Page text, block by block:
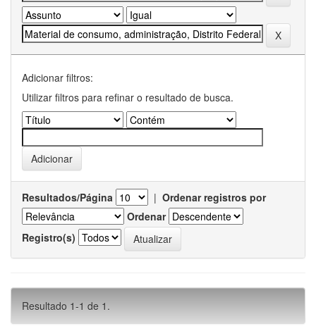
Adicionar filtros:
Utilizar filtros para refinar o resultado de busca.
Resultados/Página | Ordenar registros por
Ordenar
Registro(s)
Resultado 1-1 de 1.